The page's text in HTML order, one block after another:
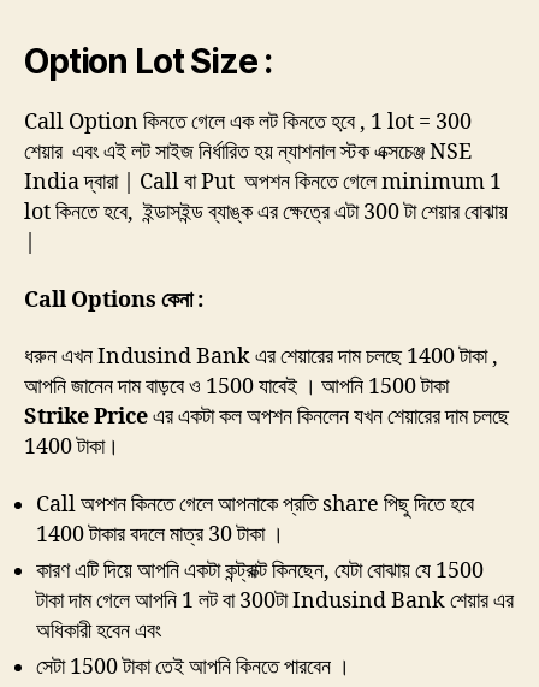
Option Lot Size :
Call Option কিনতে গেলে এক লট কিনতে হবে় , 1 lot = 300
শেয়ার এবং এই লট সাইজ নির্ধারিত হয় ন্যাশনাল স্টক এক্সচেঞ্জ NSE
India দ্বারা | Call বা Put অপশন কিনতে গেলে minimum 1
lot কিনতে হবে, ইন্ডাসইন্ড ব্যাঙ্ক এর ক্ষেত্রে এটা 300 টা শেয়ার বোঝায়
Call Options কেনা :
ধরুন এখন Indusind Bank এর শেয়ারের দাম চলছে 1400 টাকা ,
আপনি জানেন দাম বাড়বে ও 1500 যাবেই । আপনি 1500 টাকা
Strike Priceএর একটা কল অপশন কিনলেন যখন শেয়ারের দাম চলছে
1400 টাকা।
Call অপশন কিনতে গেলে আপনাকে প্রতি share পিছু দিতে হবে
1400 টাকার বদলে মাত্র 30 টাকা ।
কারণ এটি দিয়ে আপনি একটা কন্ট্রাক্ট কিনছেন, যেটা বোঝায় যে 1500
টাকা দাম গেলে আপনি 1 লট বা 300টা Indusind Bank শেয়ার এর
অধিকারী হবেন এবং
সেটা 1500 টাকা তেই আপনি কিনতে পারবেন ।